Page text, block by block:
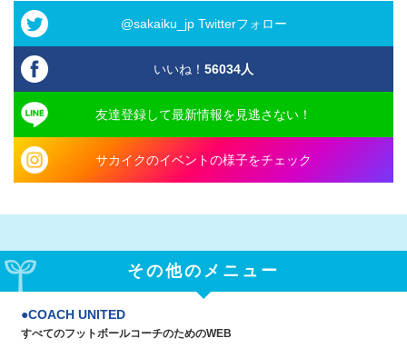
@sakaiku_jp Twitterフォロー
いいね！ 56034人
友達登録して最新情報を見逃さない！
サカイクのイベントの様子をチェック
その他のメニュー
COACH UNITED
すべてのフットボールコーチのためのWEB